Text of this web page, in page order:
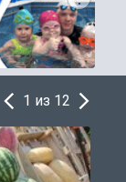
1 из 12